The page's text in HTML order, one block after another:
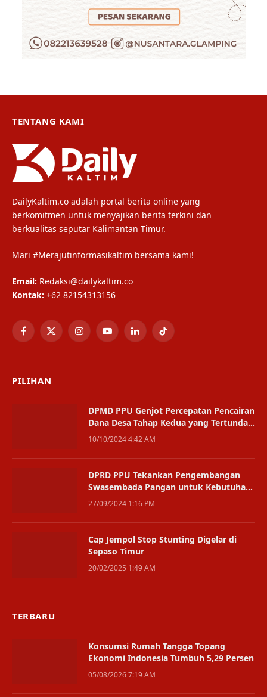
TENTANG KAMI
DailyKaltim.co adalah portal berita online yang
berkomitmen untuk menyajikan berita terkini dan
berkualitas seputar Kalimantan Timur.
Mari #Merajutinformasikaltim bersama kami!
Email: Redaksi@dailykaltim.co
Kontak: +62 82154313156
Facebook
X
InstagramYouTubeLinkedInTikTok
PILIHAN
DPMD PPU Genjot Percepatan Pencairan
Dana Desa Tahap Kedua yang Tertunda
Sejak Agustus 2024
10/10/2024 4:42 AM
DPRD PPU Tekankan Pengembangan
Swasembada Pangan untuk Kebutuhan
IKN
27/09/2024 1:16 PM
Cap Jempol Stop Stunting Digelar di
Sepaso Timur
20/02/2025 1:49 AM
TERBARU
Konsumsi Rumah Tangga Topang
Ekonomi Indonesia Tumbuh 5,29 Persen
05/08/2026 7:19 AM